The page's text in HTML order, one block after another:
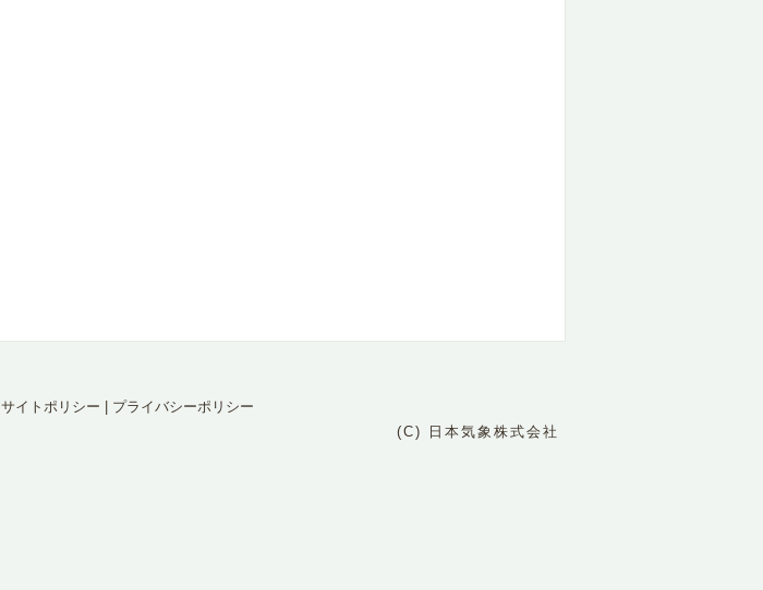
サイトポリシー
プライバシーポリシー
(C) 日本気象株式会社